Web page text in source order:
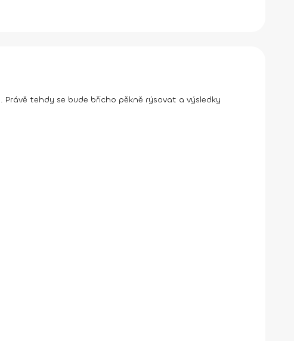
tehdy se bude břicho pěkně rýsovat a výsledky